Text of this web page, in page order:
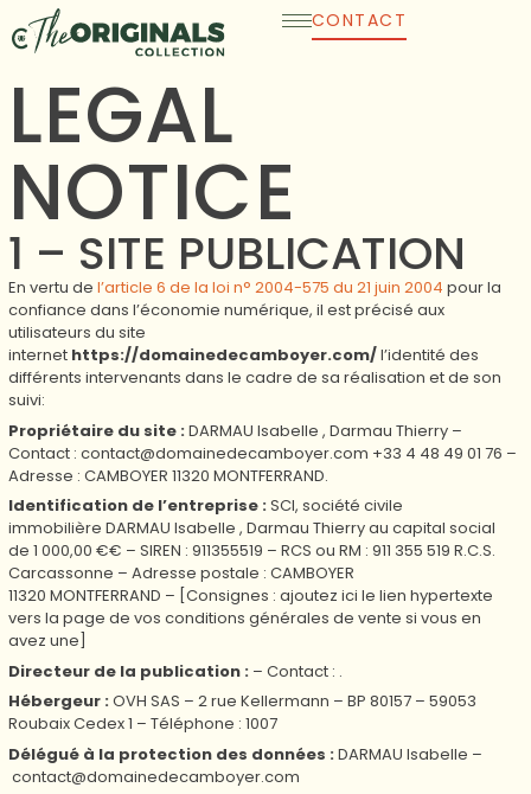
to
content
CONTACT
LEGAL
NOTICE
1 – SITE PUBLICATION
En vertu del’article 6 de la loi n° 2004-575 du 21 juin 2004 pour la
confiance dans l’économie numérique, il est précisé aux
utilisateurs du site
internet https://domainedecamboyer.com/l’identité des
différents intervenants dans le cadre de sa réalisation et de son
suivi:
Propriétaire du site :DARMAU Isabelle , Darmau Thierry –
Contact :contact@domainedecamboyer.com +33 4 48 49 01 76 –
Adresse :CAMBOYER 11320 MONTFERRAND.
Identification de l’entreprise :SCI, société civile
immobilière DARMAU Isabelle , Darmau Thierryau capital social
de1 000,00 €€ – SIREN :911355519 – RCS ou RM :911 355 519 R.C.S.
Carcassonne – Adresse postale :CAMBOYER
11320 MONTFERRAND – [Consignes : ajoutez ici le lien hypertexte
vers la page de vos conditions générales de vente si vous en
avez une]
Directeur de la publication : – Contact : .
Hébergeur :OVH SAS – 2 rue Kellermann – BP 80157 – 59053
Roubaix Cedex 1 – Téléphone : 1007
Délégué à la protection des données :DARMAU Isabelle –
contact@domainedecamboyer.com